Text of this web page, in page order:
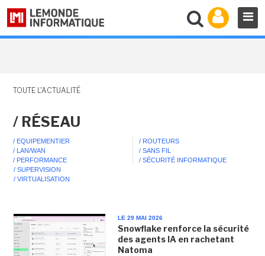
TOUTE L'ACTUALITÉ
/ RÉSEAU
/ EQUIPEMENTIER
/ LAN/WAN
/ PERFORMANCE
/ ROUTEURS
/ SANS FIL
/ SÉCURITÉ INFORMATIQUE
/ SUPERVISION
/ VIRTUALISATION
LE 29 MAI 2026
Snowflake renforce la sécurité
des agents IA en rachetant
Natoma